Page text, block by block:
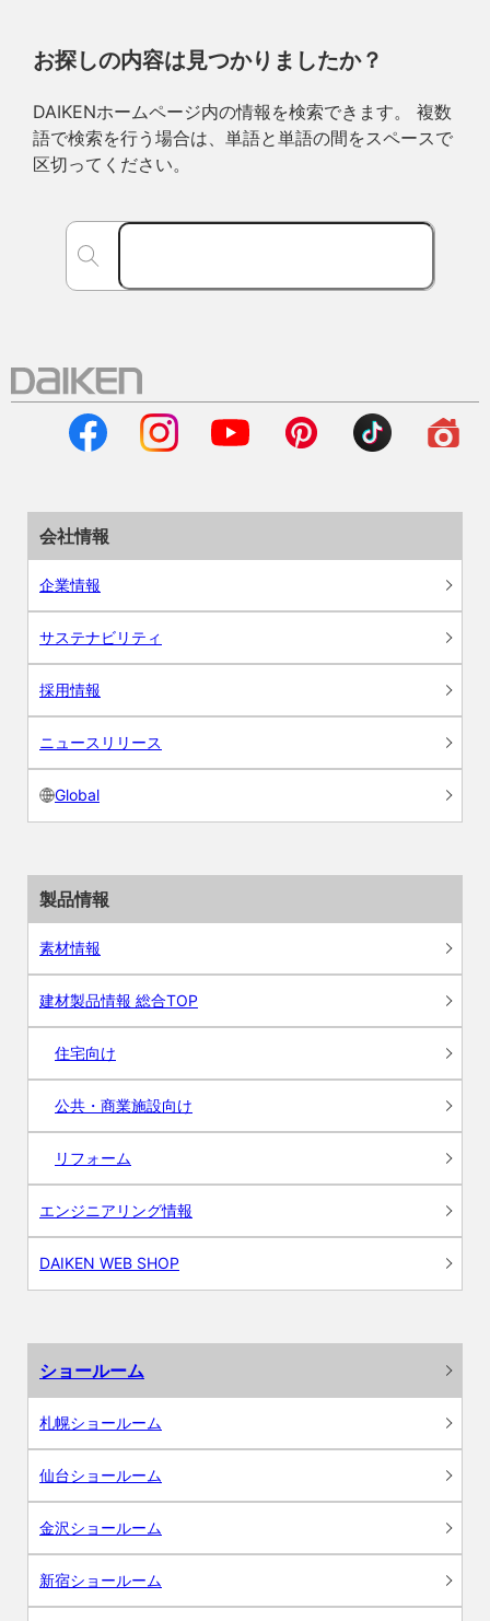
お探しの内容は見つかりましたか？
DAIKENホームページ内の情報を検索できます。 複数
語で検索を行う場合は、単語と単語の間をスペースで
区切ってください。
会社情報
企業情報
サステナビリティ
採用情報
ニュースリリース
Global
製品情報
素材情報
建材製品情報 総合TOP
住宅向け
公共・商業施設向け
リフォーム
エンジニアリング情報
DAIKEN WEB SHOP
ショールーム
札幌ショールーム
仙台ショールーム
金沢ショールーム
新宿ショールーム